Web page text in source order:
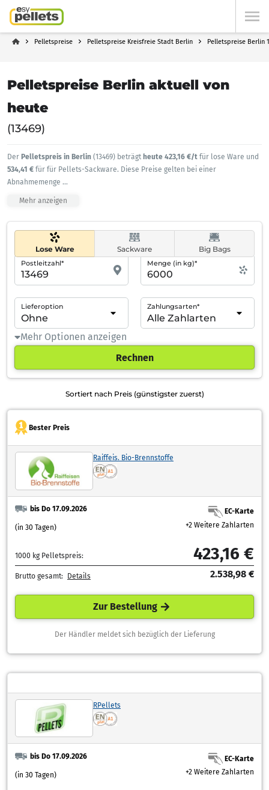
Pelletspreise Pelletspreise Kreisfreie Stadt Berlin Pelletspreise Berlin
Pelletspreise Berlin aktuell von
heute
(13469)
Der Pelletspreis in Berlin (13469) beträgt heute 423,16 €/t für lose Ware und
534,41 € für für Pellets-Sackware. Diese Preise gelten bei einer
Abnahmemenge ...
Mehr anzeigen
Lose Ware Sackware Big Bags
Postleitzahl* Menge (in kg)*
Lieferoption Zahlungsarten*
Mehr Optionen anzeigen
Rechnen
Sortiert nach Preis (günstigster zuerst)
Bester Preis
Raiffeis. Bio-Brennstoffe
bis Do 17.09.2026
(in 30 Tagen)
EC-Karte
+2 Weitere Zahlarten
1000 kg Pelletspreis: 423,16 €
Brutto gesamt: Details 2.538,98 €
Zur Bestellung
Der Händler meldet sich bezüglich der Lieferung
RPellets
bis Do 17.09.2026
(in 30 Tagen)
EC-Karte
+2 Weitere Zahlarten